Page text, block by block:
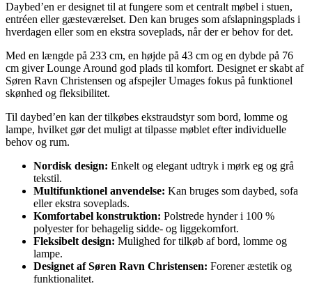
Daybed’en er designet til at fungere som et centralt møbel i stuen,
entréen eller gæsteværelset. Den kan bruges som afslapningsplads i
hverdagen eller som en ekstra soveplads, når der er behov for det.
Med en længde på 233 cm, en højde på 43 cm og en dybde på 76
cm giver Lounge Around god plads til komfort. Designet er skabt af
Søren Ravn Christensen og afspejler Umages fokus på funktionel
skønhed og fleksibilitet.
Til daybed’en kan der tilkøbes ekstraudstyr som bord, lomme og
lampe, hvilket gør det muligt at tilpasse møblet efter individuelle
behov og rum.
Nordisk design: Enkelt og elegant udtryk i mørk eg og grå
tekstil.
Multifunktionel anvendelse: Kan bruges som daybed, sofa
eller ekstra soveplads.
Komfortabel konstruktion: Polstrede hynder i 100 %
polyester for behagelig sidde- og liggekomfort.
Fleksibelt design: Mulighed for tilkøb af bord, lomme og
lampe.
Designet af Søren Ravn Christensen: Forener æstetik og
funktionalitet.